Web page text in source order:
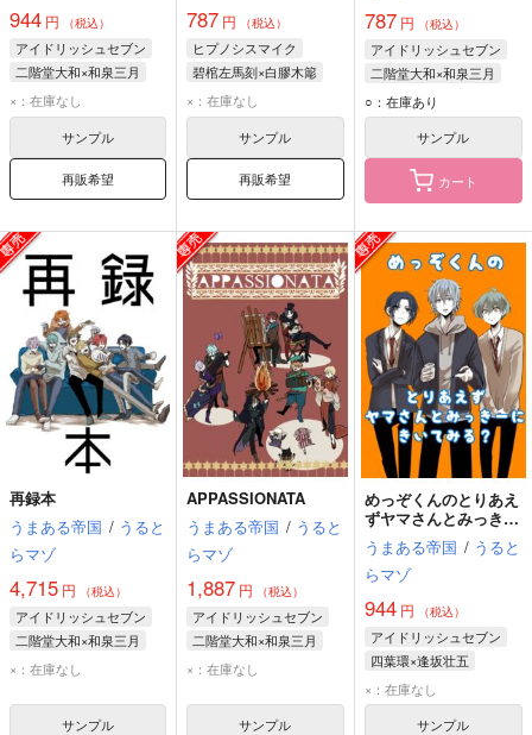
944 円 （税込）
アイドリッシュセブン
二階堂大和×和泉三月
八乙女楽
×：在庫なし
サンプル
再販希望
787 円 （税込）
ヒプノシスマイク
碧棺左馬刻×白膠木簓
白膠木簓
×：在庫なし
サンプル
再販希望
787円 （税込）
アイドリッシュセブン
二階堂大和×和泉三月
二階堂大和
○：在庫あり
サンプル
カート
再録本
うまある帝国 / うると
らマゾ
4,715 円 （税込）
アイドリッシュセブン
二階堂大和×和泉三月
二階堂大和
×：在庫なし
サンプル
APPASSIONATA
うまある帝国 / うると
らマゾ
1,887 円 （税込）
アイドリッシュセブン
二階堂大和×和泉三月
二階堂大和
×：在庫なし
サンプル
めっぞくんのとりあえ
ずヤマさんとみっきー
に聞いてみる？
うまある帝国 / うると
らマゾ
944円 （税込）
アイドリッシュセブン
四葉環×逢坂壮五
四葉環
逢坂壮五
×：在庫なし
サンプル